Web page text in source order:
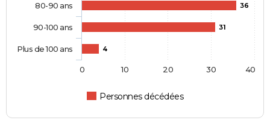
36
31
4
Personnes décédées
80-90 ans
90-100 ans
Plus de 100 ans
0 10 20 30 40